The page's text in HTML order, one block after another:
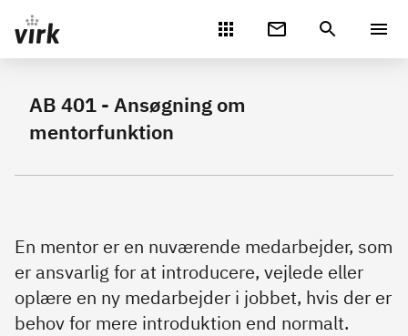
Gå direkte til indhold
AB 401 - Ansøgning om
mentorfunktion
En mentor er en nuværende medarbejder, som
er ansvarlig for at introducere, vejlede eller
oplære en ny medarbejder i jobbet, hvis der er
behov for mere introduktion end normalt.